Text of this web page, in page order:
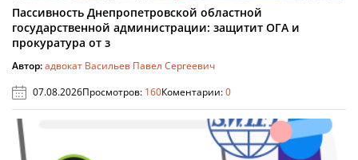
Пассивность Днепропетровской областной
государственной администрации: защитит ОГА и
прокуратура от з
Автор:адвокат Васильев Павел Сергеевич
07.08.2026Просмотров: 160Коментарии:0